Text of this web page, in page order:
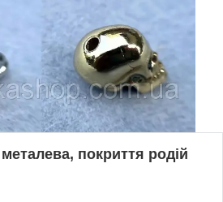
покриття родій